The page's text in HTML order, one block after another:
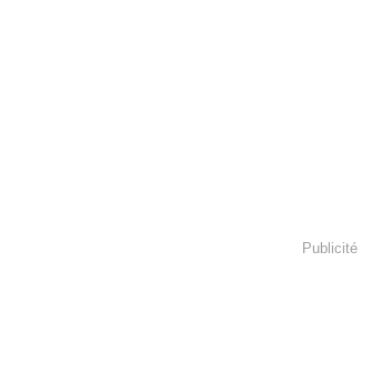
Publicité